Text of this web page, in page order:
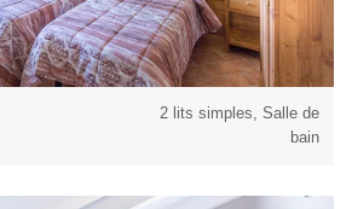
2 lits simples, Salle de
bain